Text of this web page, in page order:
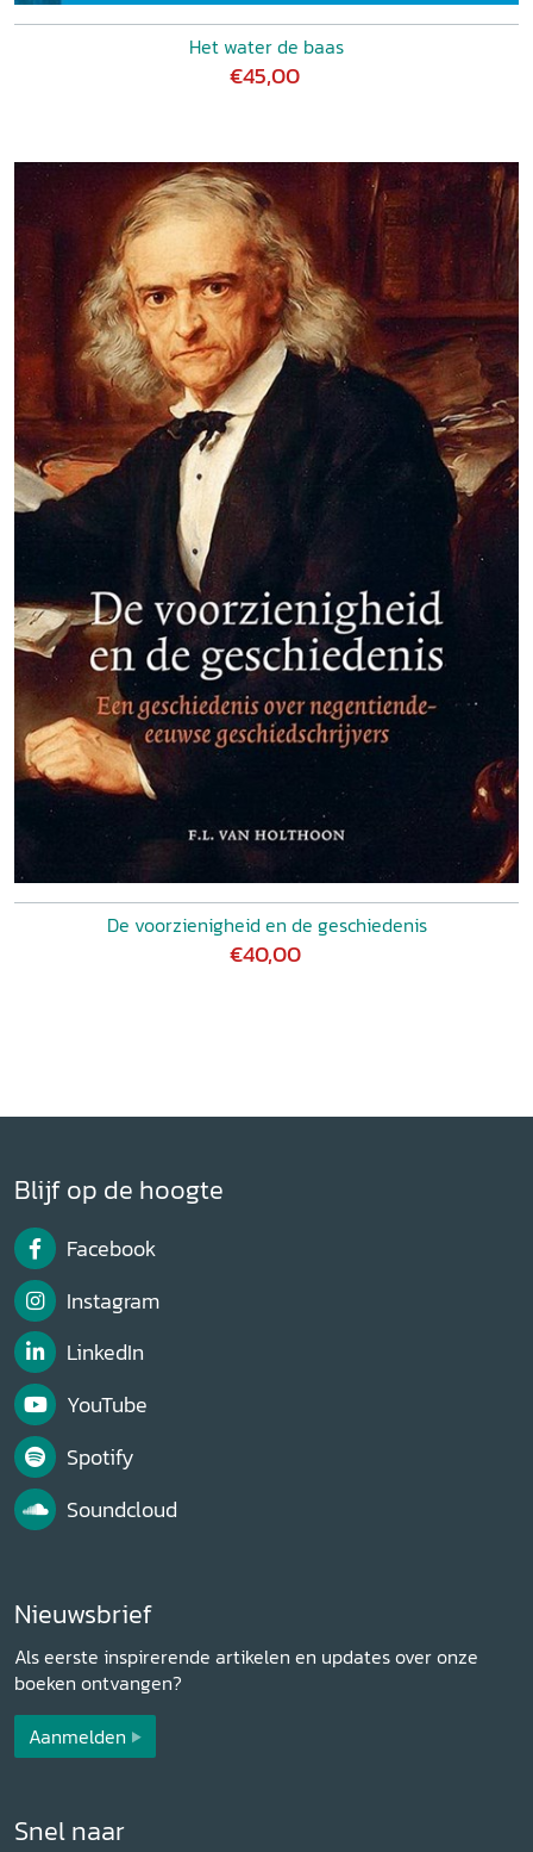
Het water de baas
€45,00
De voorzienigheid en de geschiedenis
€40,00
Blijf op de hoogte
Facebook
Instagram
LinkedIn
YouTube
Spotify
Soundcloud
Nieuwsbrief
Als eerste inspirerende artikelen en updates over onze
boeken ontvangen?
Aanmelden
Snel naar